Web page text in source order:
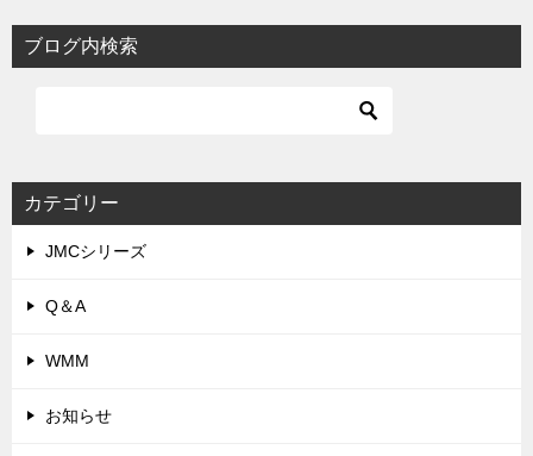
ブログ内検索
カテゴリー
JMCシリーズ
Q＆A
WMM
お知らせ